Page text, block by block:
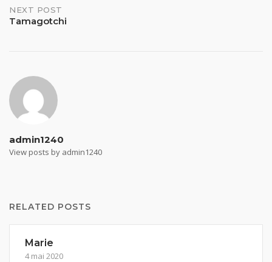
NEXT POST
Tamagotchi
admin1240
View posts by admin1240
RELATED POSTS
Marie
4 mai 2020